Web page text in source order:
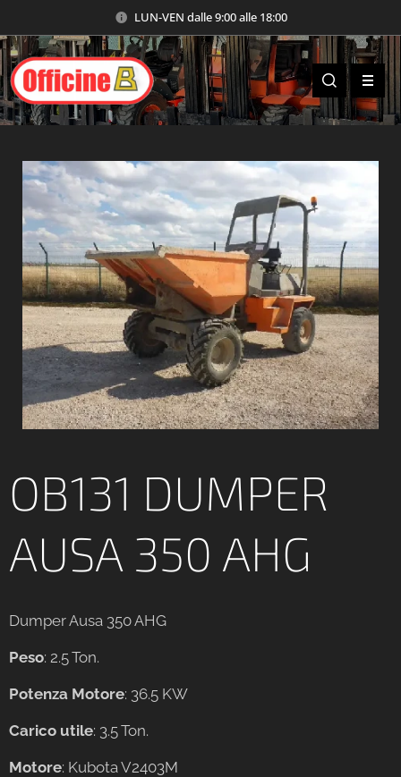
LUN-VEN dalle 9:00 alle 18:00
OB131 DUMPER
AUSA 350 AHG
Dumper Ausa 350 AHG
Peso: 2.5 Ton.
Potenza Motore: 36.5 KW
Carico utile: 3.5 Ton.
Motore: Kubota V2403M